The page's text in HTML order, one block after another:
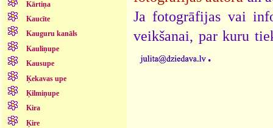
Kārtiņa
Kaucīte
Kauguru kanāls
Kauliņupe
Kausupe
Ķekavas upe
Ķilmiņupe
Kira
Ķire
Ja fotogrāfijas vai
veikšanai, par kuru
.